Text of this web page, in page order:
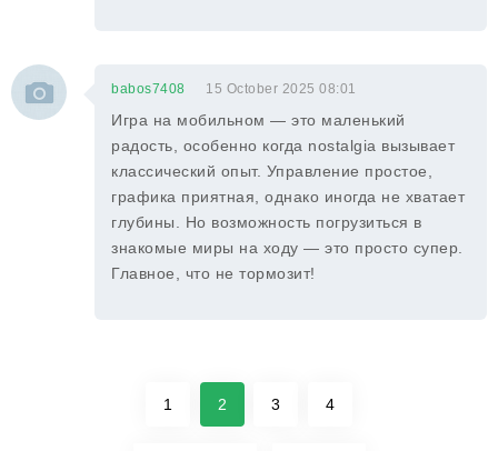
babos7408 15 October 2025 08:01
Игра на мобильном — это маленький
радость, особенно когда nostalgia вызывает
классический опыт. Управление простое,
графика приятная, однако иногда не хватает
глубины. Но возможность погрузиться в
знакомые миры на ходу — это просто супер.
Главное, что не тормозит!
1 2 3 4